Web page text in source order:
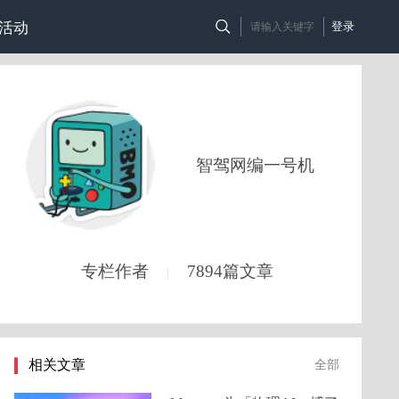
登录
动
智驾网编一号机
专栏作者 | 7894篇文章
相关文章 全部